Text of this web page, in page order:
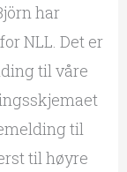
har
NLL. Det er
til våre
til
til høyre